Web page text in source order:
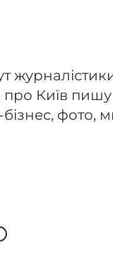
Київ пишу
фото,